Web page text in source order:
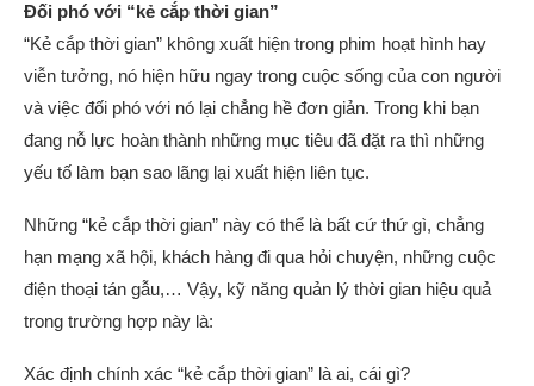
Đối phó với “kẻ cắp thời gian”
“Kẻ cắp thời gian” không xuất hiện trong phim hoạt hình hay
viễn tưởng, nó hiện hữu ngay trong cuộc sống của con người
và việc đối phó với nó lại chẳng hề đơn giản. Trong khi bạn
đang nỗ lực hoàn thành những mục tiêu đã đặt ra thì những
yếu tố làm bạn sao lãng lại xuất hiện liên tục.
Những “kẻ cắp thời gian” này có thể là bất cứ thứ gì, chẳng
hạn mạng xã hội, khách hàng đi qua hỏi chuyện, những cuộc
điện thoại tán gẫu,… Vậy, kỹ năng quản lý thời gian hiệu quả
trong trường hợp này là:
Xác định chính xác “kẻ cắp thời gian” là ai, cái gì?